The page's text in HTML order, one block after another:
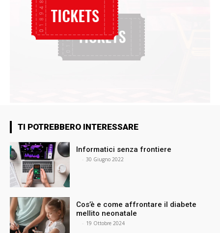
TI POTREBBERO INTERESSARE
Informatici senza frontiere
- 30 Giugno 2022
Cos’è e come affrontare il diabete
mellito neonatale
- 19 Ottobre 2024